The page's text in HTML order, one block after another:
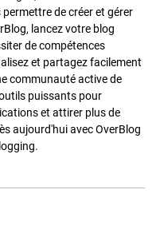
de créer et gérer
lancez votre blog
de compétences
et partagez facilement
communauté active de
puissants pour
et attirer plus de
aujourd'hui avec OverBlog